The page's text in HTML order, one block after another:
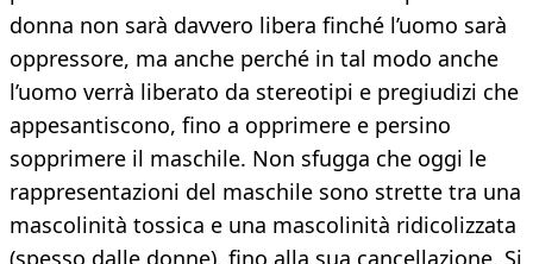
donna non sarà davvero libera finché l’uomo sarà
oppressore, ma anche perché in tal modo anche
l’uomo verrà liberato da stereotipi e pregiudizi che
appesantiscono, fino a opprimere e persino
sopprimere il maschile. Non sfugga che oggi le
rappresentazioni del maschile sono strette tra una
mascolinità tossica e una mascolinità ridicolizzata
(spesso dalle donne), fino alla sua cancellazione. Si